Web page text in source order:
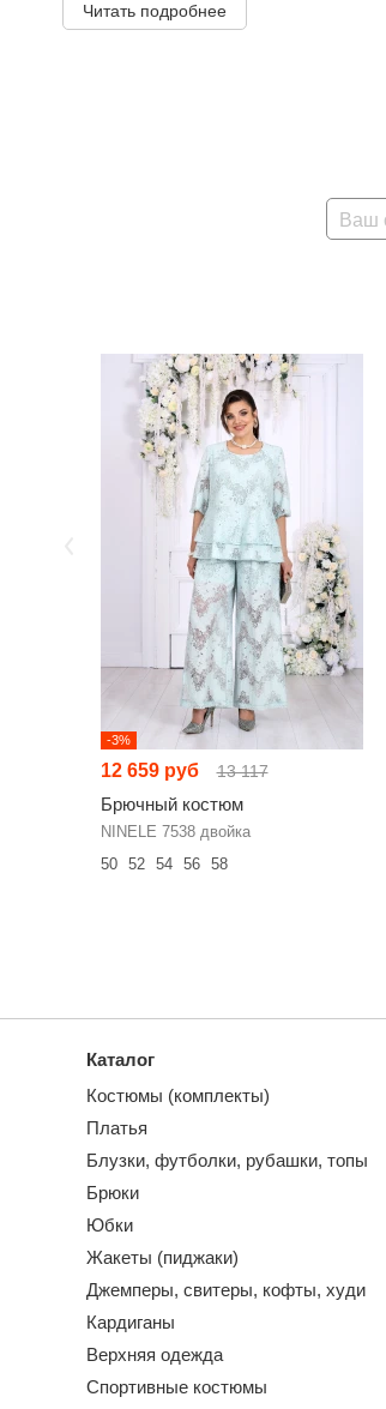
Читать подробнее
Ваш
-3%
12 659 руб 13 117
Брючный костюм
NINELE 7538 двойка
50
52 54 56 58
Каталог
Костюмы (комплекты)
Платья
Блузки, футболки, рубашки, топы
Брюки
Юбки
Жакеты (пиджаки)
Джемперы, свитеры, кофты, худи
Кардиганы
Верхняя одежда
Спортивные костюмы